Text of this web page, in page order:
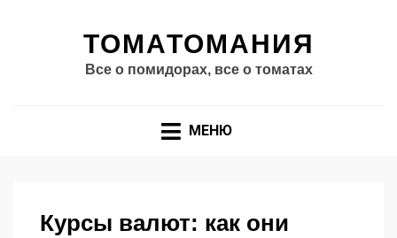
ТОМАТОМАНИЯ
Все о помидорах, все о томатах
МЕНЮ
Курсы валют: как они